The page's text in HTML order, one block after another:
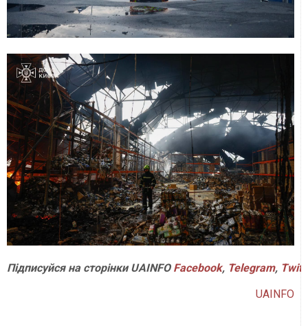
ПідписуйсянасторінкиUAINFO Facebook, Telegram,
UAINFO